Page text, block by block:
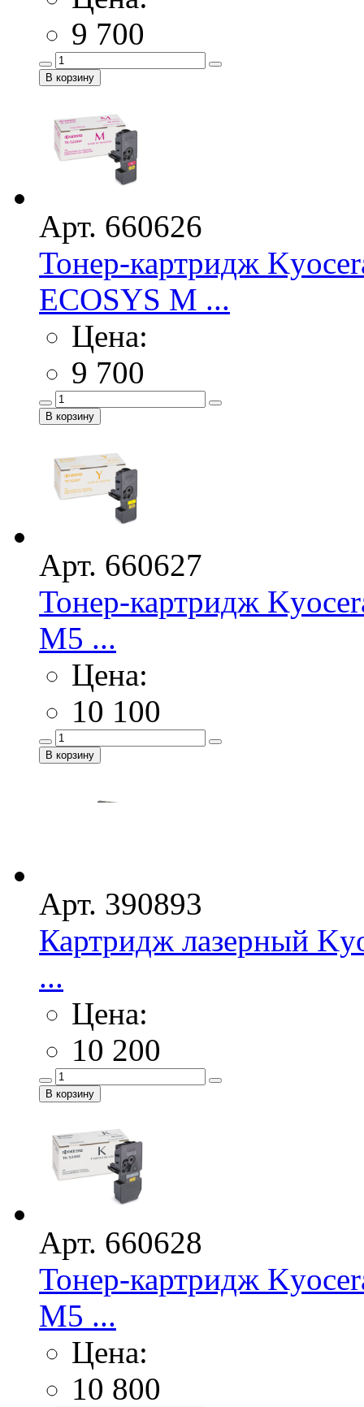
9 700
Арт. 660626
Тонер-картридж
ECOSYS M ...
Цена:
9 700
Арт. 660627
Тонер-картридж
M5 ...
Цена:
10 100
Арт. 390893
Картридж лазерный
...
Цена:
10 200
Арт. 660628
Тонер-картридж
M5 ...
Цена:
10 800